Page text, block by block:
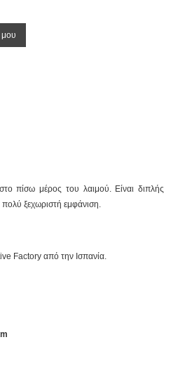
μου
πίσω μέρος του λαιμού. Είναι διπλής
ξεχωριστή εμφάνιση.
Factory από την Ισπανία.